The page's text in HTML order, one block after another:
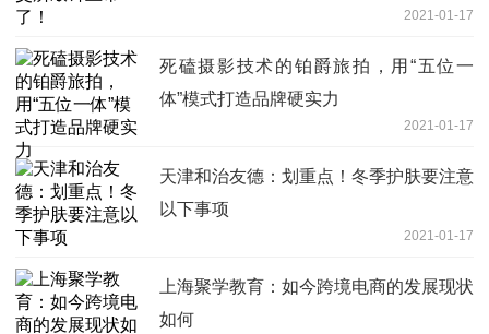
2021-01-17
死磕摄影技术的铂爵旅拍，用“五位一
体”模式打造品牌硬实力
2021-01-17
天津和治友德：划重点！冬季护肤要注意
以下事项
2021-01-17
上海聚学教育：如今跨境电商的发展现状
如何